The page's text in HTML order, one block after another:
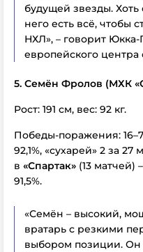
будущей звезды.
него есть всё, чтобы
НХЛ», – говорит
европейского центра
5. Семён Фролов (МХК
Рост: 191 см, вес: 92 кг.
Победы-поражения:
92,1%, «сухарей» 2 за
в «Спартак» (13 матчей)
91,5%.
«Семён – высокий,
вратарь с резкими
выбором позиции. Он